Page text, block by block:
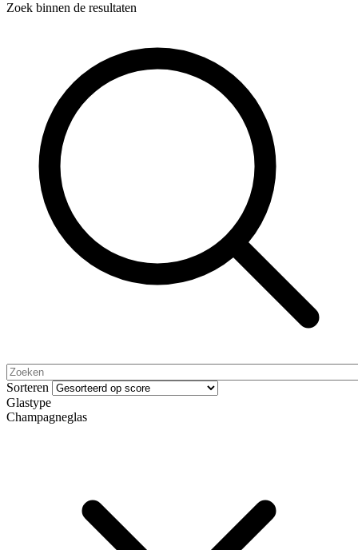
Zoek binnen de resultaten
Sorteren
Glastype
Champagneglas